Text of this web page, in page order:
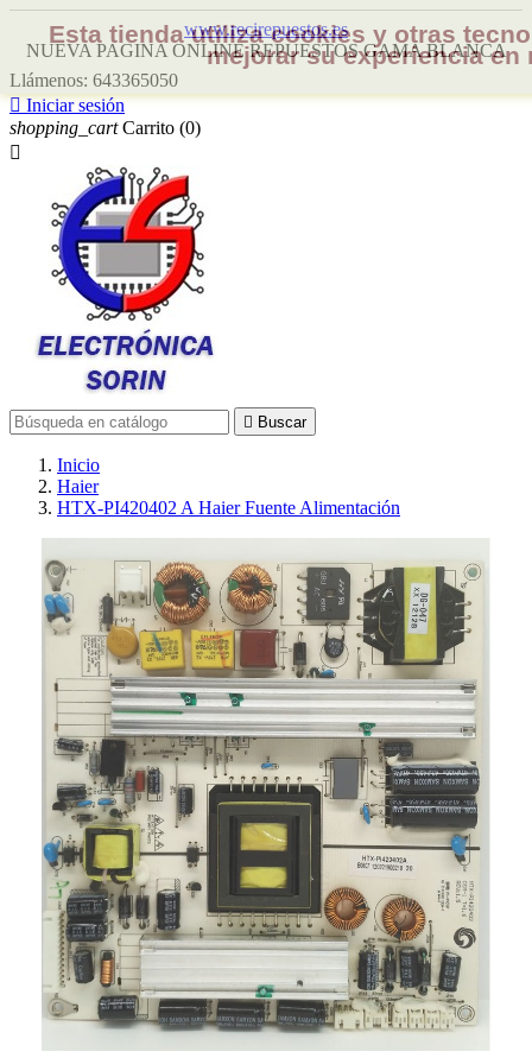
www.recirepuestos.es
NUEVA PAGINA ONLINE REPUESTOS GAMA BLANCA
Llámenos: 643365050
 Iniciar sesión
shopping_cart Carrito (0)

 Buscar
Inicio
Haier
HTX-PI420402 A Haier Fuente Alimentación
Esta tienda utiliza cookies y otras
mejorar su experiencia en